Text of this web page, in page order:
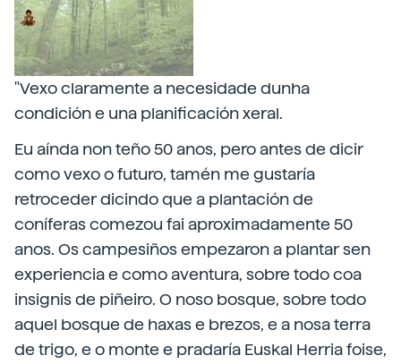
"Vexo claramente a necesidade dunha
condición e una planificación xeral.
Eu aínda non teño 50 anos, pero antes de dicir
como vexo o futuro, tamén me gustaría
retroceder dicindo que a plantación de
coníferas comezou fai aproximadamente 50
anos. Os campesiños empezaron a plantar sen
experiencia e como aventura, sobre todo coa
insignis de piñeiro. O noso bosque, sobre todo
aquel bosque de haxas e brezos, e a nosa terra
de trigo, e o monte e pradaría Euskal Herria foise,